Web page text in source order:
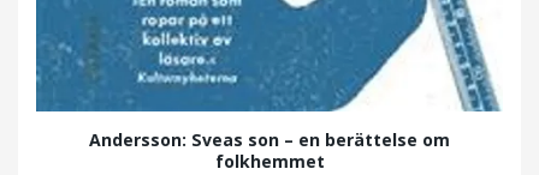
Andersson: Sveas son – en berättelse om
folkhemmet